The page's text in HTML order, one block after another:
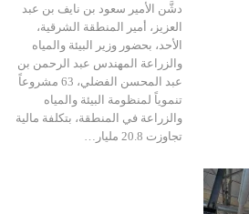
دشَّن الأمير سعود بن نايف بن عبد
العزيز، أمير المنطقة الشرقية،
الأحد، بحضور وزير البيئة والمياه
والزراعة المهندس عبد الرحمن بن
عبد المحسن الفضلي، 63 مشروعاً
تنموياً لمنظومة البيئة والمياه
والزراعة في المنطقة، بتكلفة مالية
تجاوزت 20.8 مليار…